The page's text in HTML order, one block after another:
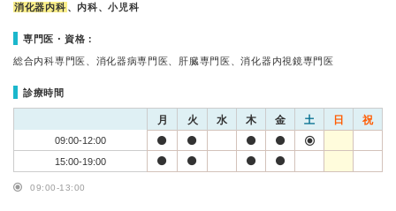
消化器内科 、内科、小児科
専門医・資格：
総合内科専門医、消化器病専門医、肝臓専門医、消化器内視鏡専門医
診療時間
月 火 水 木 金 土 日 祝
09:00-12:00
15:00-19:00
09:00-13:00